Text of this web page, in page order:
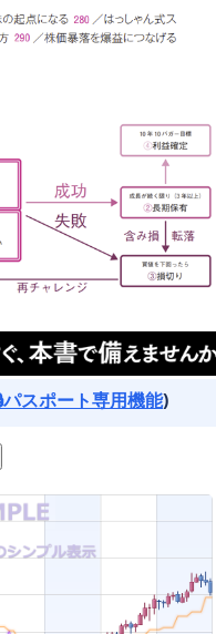
パスポート専用機能)